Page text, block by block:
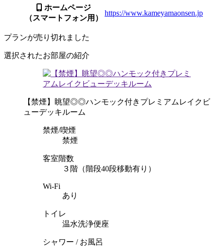
ホームページ
（スマートフォン用）
https://www.kameyamaonsen.jp
プランが売り切れました
選択されたお部屋の紹介
【禁煙】眺望◎◎ハンモック付きプレミアムレイクビ
ューデッキルーム
禁煙/喫煙
禁煙
客室階数
３階（階段40段移動有り）
Wi-Fi
あり
トイレ
温水洗浄便座
シャワー / お風呂